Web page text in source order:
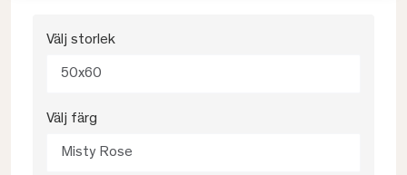
Välj storlek
50x60
Välj färg
Misty Rose